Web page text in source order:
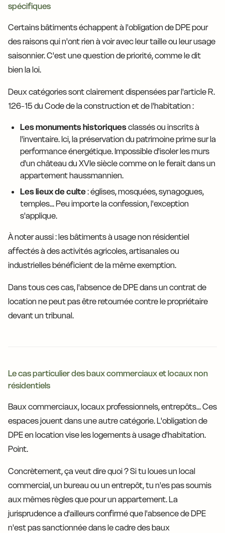
spécifiques
Certains bâtiments échappent à l'obligation de DPE pour
des raisons qui n'ont rien à voir avec leur taille ou leur usage
saisonnier. C'est une question de priorité, comme le dit
bien la loi.
Deux catégories sont clairement dispensées par l'article R.
126-15 du Code de la construction et de l'habitation :
Les monuments historiquesclassés ou inscrits à
l'inventaire. Ici, la préservation du patrimoine prime sur la
performance énergétique. Impossible d'isoler les murs
d'un château du XVIe siècle comme on le ferait dans un
appartement haussmannien.
Les lieux de culte: églises, mosquées, synagogues,
temples... Peu importe la confession, l'exception
s'applique.
À noter aussi : les bâtiments à usage non résidentiel
affectés à des activités agricoles, artisanales ou
industrielles bénéficient de la même exemption.
Dans tous ces cas, l'absence de DPE dans un contrat de
location ne peut pas être retournée contre le propriétaire
devant un tribunal.
Le cas particulier des baux commerciaux et locaux non
résidentiels
Baux commerciaux, locaux professionnels, entrepôts... Ces
espaces jouent dans une autre catégorie. L'obligation de
DPE en location vise les logements à usage d'habitation.
Point.
Concrètement, ça veut dire quoi ? Si tu loues un local
commercial, un bureau ou un entrepôt, tu n'es pas soumis
aux mêmes règles que pour un appartement. La
jurisprudence a d'ailleurs confirmé que l'absence de DPE
n'est pas sanctionnée dans le cadre des baux